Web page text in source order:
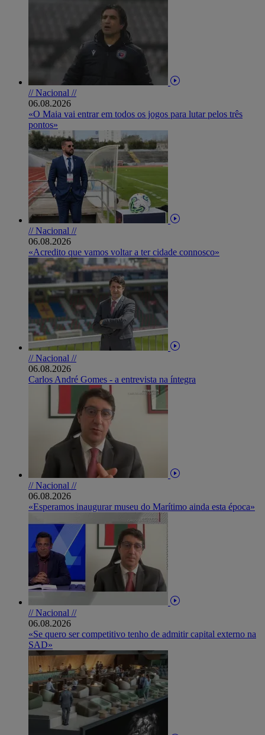
// Nacional //
06.08.2026
«O Maia vai entrar em todos os jogos para lutar pelos três
pontos»
// Nacional //
06.08.2026
«Acredito que vamos voltar a ter cidade connosco»
// Nacional //
06.08.2026
Carlos André Gomes - a entrevista na íntegra
// Nacional //
06.08.2026
«Esperamos inaugurar museu do Marítimo ainda esta época»
// Nacional //
06.08.2026
«Se quero ser competitivo tenho de admitir capital externo na
SAD»